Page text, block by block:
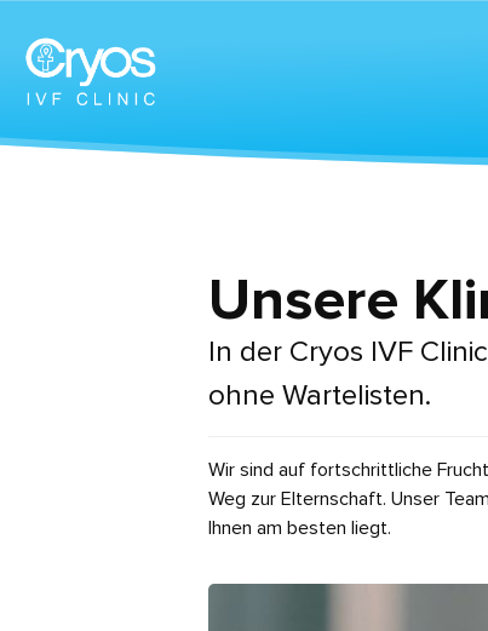
Unsere
In der Cryos IVF
ohne Wartelisten.
Wir sind auf fortschrittliche
Weg zur Elternschaft. Unser
Ihnen am besten liegt.